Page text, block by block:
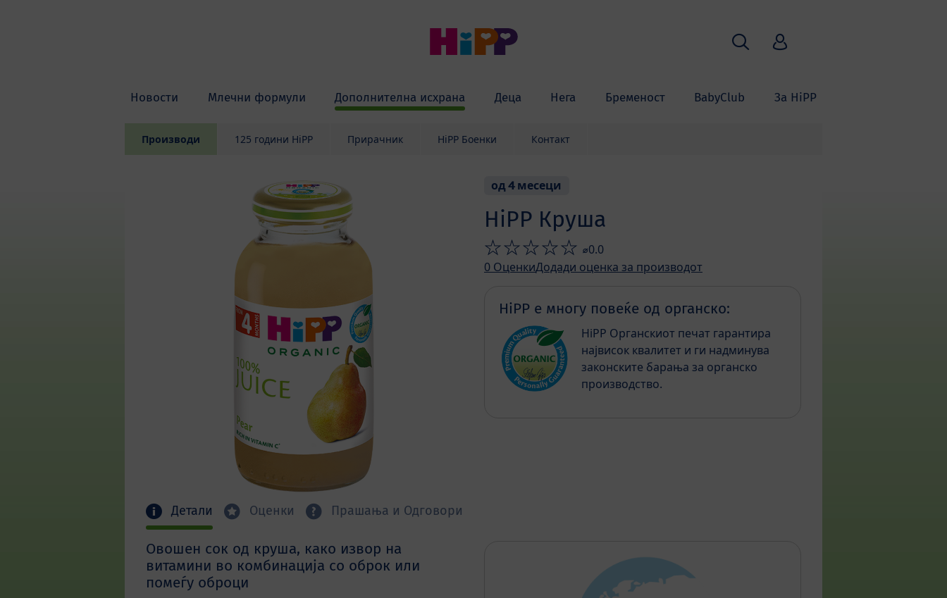
Новости Млечни формули Дополнителна исхрана Деца Нега Бременост BabyClub За HiPP
Пребарување
HiPP Babyclub
Производи 125 години HiPP Прирачник HiPP Боенки Контакт
од 4 месеци
HiPP Круша
⌀0.0
0 ОценкиДодади оценка за производот
HiPP е многу повеќе од органско:
HiPP Органскиот печат гарантира
највисок квалитет и ги надминува
законските барања за органско
производство.
Детали Оценки Прашања и Одговори
Овошен сок од круша, како извор на
витамини во комбинација со оброк или
помеѓу оброци